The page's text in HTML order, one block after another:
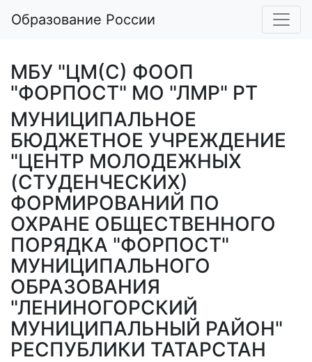
Образование России
МБУ "ЦМ(С) ФООП
"ФОРПОСТ" МО "ЛМР" РТ
МУНИЦИПАЛЬНОЕ
БЮДЖЕТНОЕ УЧРЕЖДЕНИЕ
"ЦЕНТР МОЛОДЕЖНЫХ
(СТУДЕНЧЕСКИХ)
ФОРМИРОВАНИЙ ПО
ОХРАНЕ ОБЩЕСТВЕННОГО
ПОРЯДКА "ФОРПОСТ"
МУНИЦИПАЛЬНОГО
ОБРАЗОВАНИЯ
"ЛЕНИНОГОРСКИЙ
МУНИЦИПАЛЬНЫЙ РАЙОН"
РЕСПУБЛИКИ ТАТАРСТАН